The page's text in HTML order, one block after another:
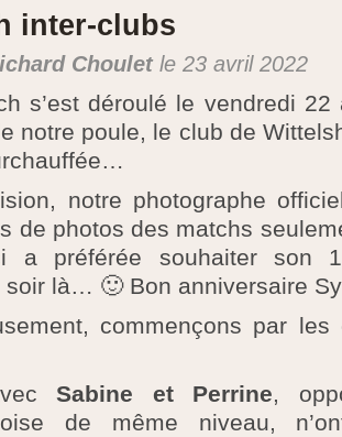
inter-clubs
Chouletle 23 avril 2022
s’est déroulé le vendredi
notre poule, le club de
notre photographe
de photos des matchs
a préférée souhaiter son
soir là… 🙂 Bon anniversaire
commençons par
Sabine et Perrine,
de même niveau,